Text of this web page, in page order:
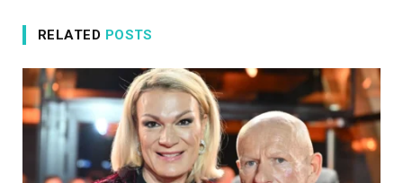
RELATED POSTS